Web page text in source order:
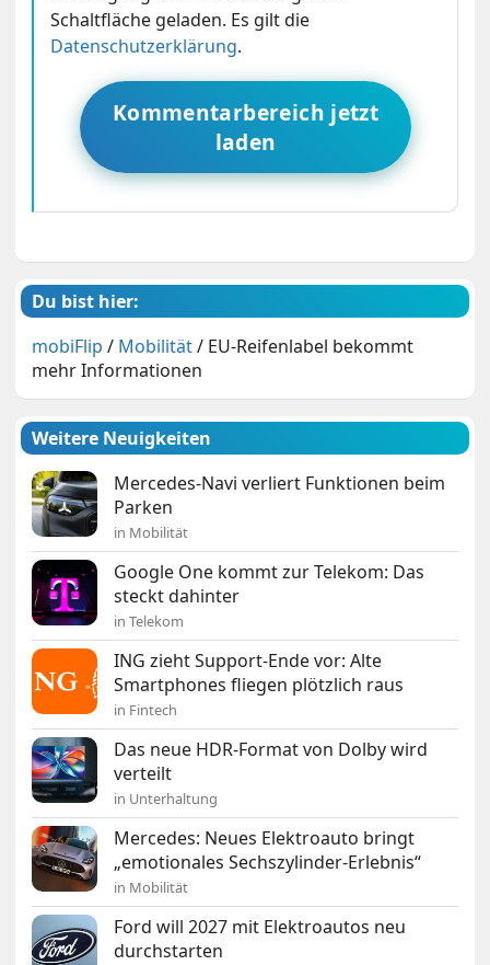
Schaltfläche geladen. Es gilt die
Datenschutzerklärung.
Kommentarbereich jetzt
laden
Du bist hier:
mobiFlip / Mobilität/ EU-Reifenlabel bekommt
mehr Informationen
Weitere Neuigkeiten
Mercedes-Navi verliert Funktionen beim
Parken
in Mobilität
Google One kommt zur Telekom: Das
steckt dahinter
in Telekom
ING zieht Support-Ende vor: Alte
Smartphones fliegen plötzlich raus
in Fintech
Das neue HDR-Format von Dolby wird
verteilt
in Unterhaltung
Mercedes: Neues Elektroauto bringt
„emotionales Sechszylinder-Erlebnis“
in Mobilität
Ford will 2027 mit Elektroautos neu
durchstarten